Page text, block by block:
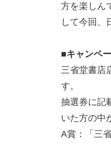
方を楽しん
して今回、
■キャンペ
三省堂書店
す。
抽選券に記
いた方の中
A賞：「三